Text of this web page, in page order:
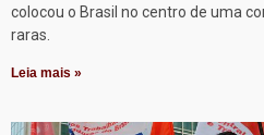
colocou o Brasil no centro de uma
raras.
Leia mais »